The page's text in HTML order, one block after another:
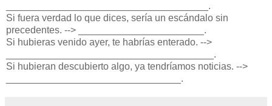
_____________________________________.
Si fuera verdad lo que dices, sería un escándalo sin
precedentes. --> _______________________.
Si hubieras venido ayer, te habrías enterado. -->
______________________________________.
Si hubieran descubierto algo, ya tendríamos noticias. -->
________________________________.